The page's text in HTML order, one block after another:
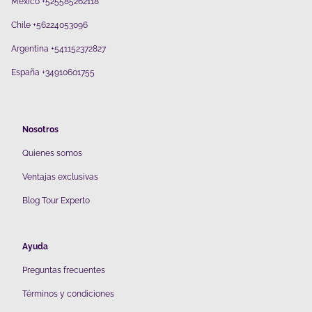
Chile +56224053096
Argentina +541152372827
España +34910601755
Nosotros
Quienes somos
Ventajas exclusivas
Blog Tour Experto
Ayuda
Preguntas frecuentes
Términos y condiciones